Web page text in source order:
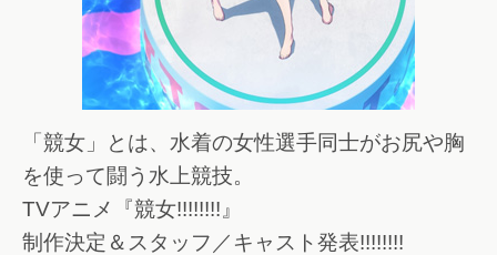
「競女」とは、水着の女性選手同士がお尻や胸
を使って闘う水上競技。
TVアニメ『競女!!!!!!!!』
制作決定＆スタッフ／キャスト発表!!!!!!!!